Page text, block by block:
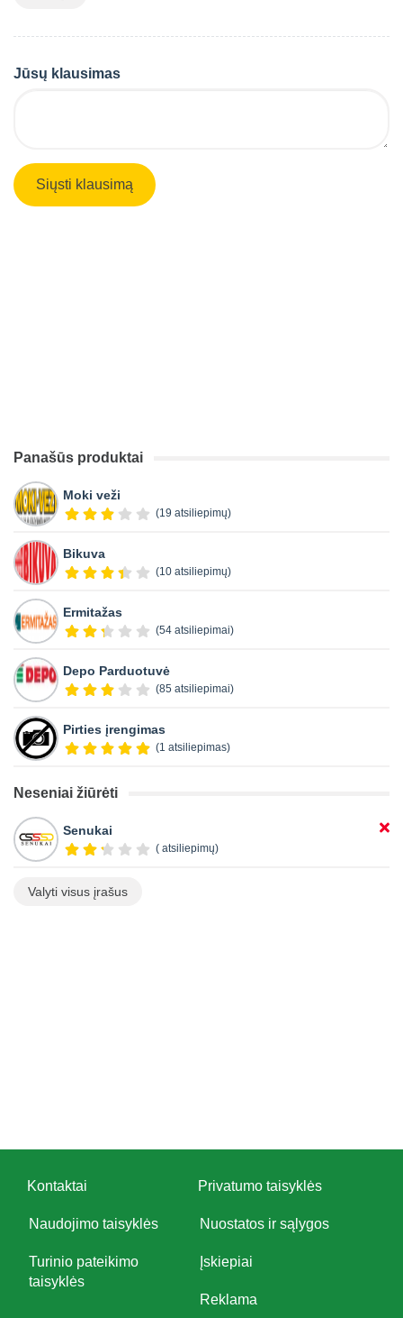
Jūsų klausimas
Panašūs produktai
Moki veži
(19 atsiliepimų)
Bikuva
(10 atsiliepimų)
Ermitažas
(54 atsiliepimai)
Depo Parduotuvė
(85 atsiliepimai)
Pirties įrengimas
(1 atsiliepimas)
Neseniai žiūrėti
Senukai
( atsiliepimų)
Valyti visus įrašus
Kontaktai Privatumo taisyklės
Naudojimo taisyklės Nuostatos ir sąlygos
Turinio pateikimo
taisyklės
Įskiepiai
Reklama